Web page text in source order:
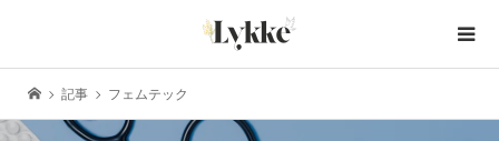
記事 フェムテック